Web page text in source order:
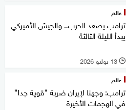
عالم
ترامب يصعد الحرب.. والجيش الأميركي
يبدأ الليلة الثالثة
l 13 يوليو 2026
عالم
ترامب: وجهنا لإيران ضربة "قوية جدا"
في الهجمات الأخيرة